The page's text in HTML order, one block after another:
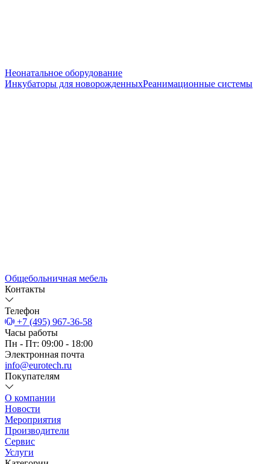
Неонатальное оборудование
Инкубаторы для новорожденныхРеанимационные системы
Общебольничная мебель
Контакты
Телефон
+7 (495) 967-36-58
Часы работы
Пн - Пт: 09:00 - 18:00
Электронная почта
info@eurotech.ru
Покупателям
О компании
Новости
Мероприятия
Производители
Сервис
Услуги